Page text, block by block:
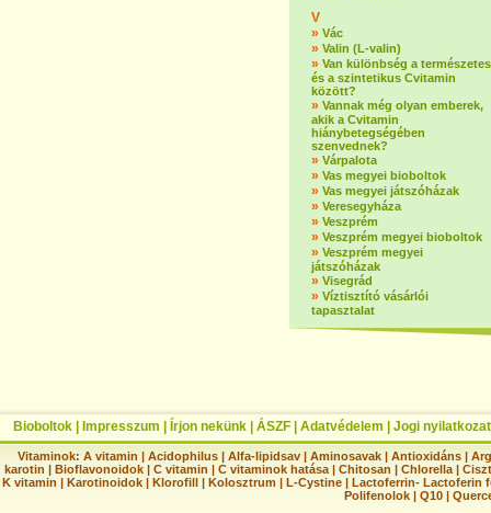
V
» Vác
» Valin (L-valin)
» Van különbség a természetes
és a szintetikus Cvitamin
között?
» Vannak még olyan emberek,
akik a Cvitamin
hiánybetegségében
szenvednek?
» Várpalota
» Vas megyei bioboltok
» Vas megyei játszóházak
» Veresegyháza
» Veszprém
» Veszprém megyei bioboltok
» Veszprém megyei
játszóházak
» Visegrád
» Víztisztító vásárlói
tapasztalat
Bioboltok Impresszum Írjon nekünk ÁSZF Adatvédelem Jogi nyilatkozat
Vitaminok: A vitamin |Acidophilus |Alfa-lipidsav |Aminosavak |Antioxidáns |
karotin | Bioflavonoidok | C vitamin | C vitaminok hatása | Chitosan | Chlorella |
K vitamin | Karotinoidok | Klorofill | Kolosztrum | L-Cystine | Lactoferrin- Lactoferin
Polifenolok |Q10 |